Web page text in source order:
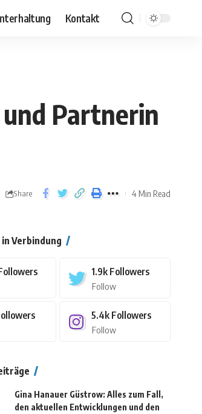
Kontakt
Partnerin
Share 4 Min Read
Verbindung
1.9k Followers
Follow
5.4k Followers
Follow
Gina Hanauer Güstrow: Alles zum Fall,
den aktuellen Entwicklungen und den